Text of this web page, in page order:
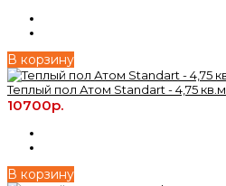
В корзину
Теплый пол Атом Standart - 4,75 кв.м
10700р.
В корзину